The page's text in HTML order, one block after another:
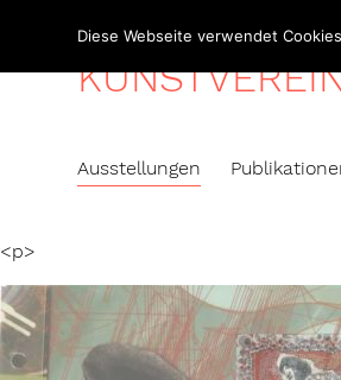
content
Ausstellungen
<p>
Diese Webseite verwendet